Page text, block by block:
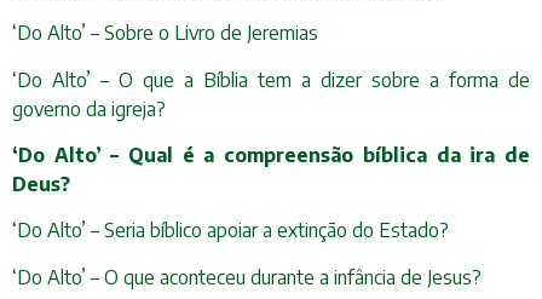
‘Do Alto’ – Sobre o Livro de Jeremias
‘Do Alto’ – O que a Bíblia tem a dizer sobre a forma de
governo da igreja?
‘Do Alto’ – Qual é a compreensão bíblica da ira de
Deus?
‘Do Alto’ – Seria bíblico apoiar a extinção do Estado?
‘Do Alto’ – O que aconteceu durante a infância de Jesus?